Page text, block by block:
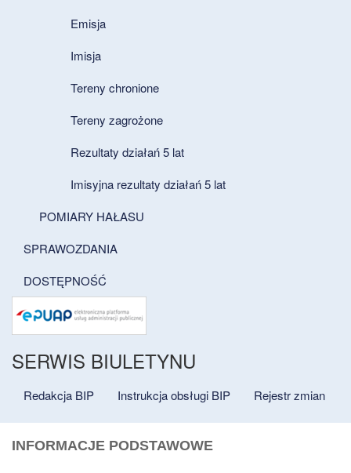
Emisja
Imisja
Tereny chronione
Tereny zagrożone
Rezultaty działań 5 lat
Imisyjna rezultaty działań 5 lat
POMIARY HAŁASU
SPRAWOZDANIA
DOSTĘPNOŚĆ
SERWIS BIULETYNU
Redakcja BIP Instrukcja obsługi BIP Rejestr zmian
INFORMACJE PODSTAWOWE